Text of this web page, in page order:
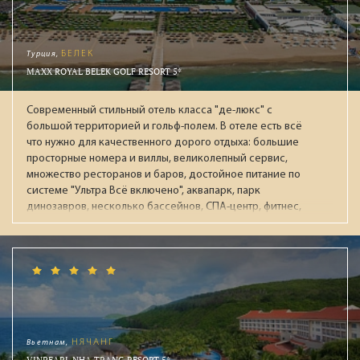
Турция, БЕЛЕК
MAXX ROYAL BELEK GOLF RESORT 5*
Современный стильный отель класса "де-люкс" с
большой территорией и гольф-полем. В отеле есть всё
что нужно для качественного дорого отдыха: большие
просторные номера и виллы, великолепный сервис,
множество ресторанов и баров, достойное питание по
системе "Ультра Всё включено", аквапарк, парк
динозавров, несколько бассейнов, СПА-центр, фитнес,
ночной клуб, боулинг. Рекомендуется для обеспеченных
пар и отдыха с детьми.
Вьетнам, НЯЧАНГ